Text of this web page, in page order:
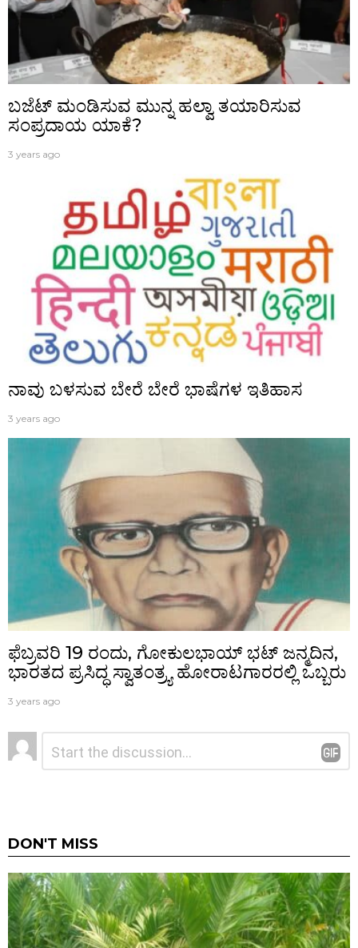
ಬಜೆಟ್‌ ಮಂಡಿಸುವ ಮುನ್ನ ಹಲ್ವಾ ತಯಾರಿಸುವ
ಸಂಪ್ರದಾಯ ಯಾಕೆ?
3 years ago
ನಾವು ಬಳಸುವ ಬೇರೆ ಬೇರೆ ಭಾಷೆಗಳ ಇತಿಹಾಸ
3 years ago
ಫೆಬ್ರವರಿ 19 ರಂದು, ಗೋಕುಲಭಾಯ್ ಭಟ್ ಜನ್ಮದಿನ,
ಭಾರತದ ಪ್ರಸಿದ್ಧ ಸ್ವಾತಂತ್ರ್ಯ ಹೋರಾಟಗಾರರಲ್ಲಿ ಒಬ್ಬರು
3 years ago
ನಿಮ್ಮದೊಂದು
ಉತ್ತರ
DON'T MISS